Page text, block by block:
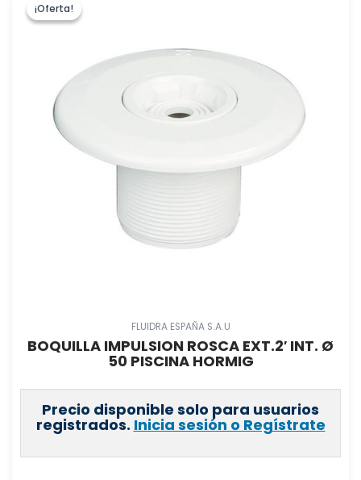
¡Oferta!
¡Oferta!
FLUIDRA ESPAÑA S.A.U
BOQUILLA IMPULSION ROSCA EXT.2′ INT. Ø
50 PISCINA HORMIG
Precio disponible solo para usuarios
registrados. Inicia sesión o Regístrate